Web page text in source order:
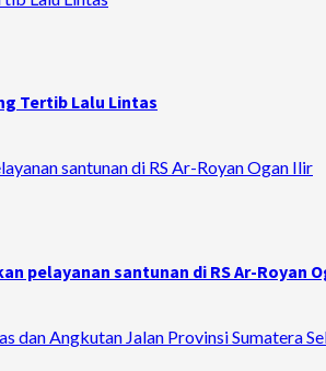
Tertib Lalu Lintas
santunan di RS Ar-Royan Ogan Ilir
pelayanan santunan di RS Ar-Royan
dan Angkutan Jalan Provinsi Sumatera